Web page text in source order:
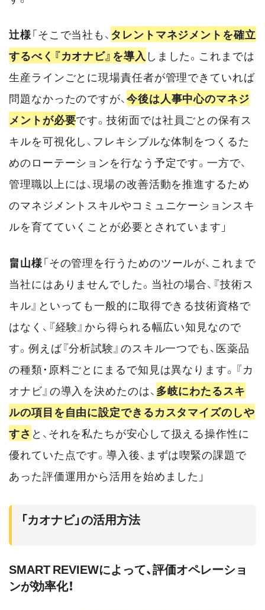
辻様「そこで当社も、 タレントマネジメントを確立
するべく『カオナビ』を導入 しました。これまでは
生産ラインごとに現場責任者が管理できていれば
問題なかったのですが、今後は人事中心のマネジ
メントが必要です。技術面では社員ごとの保有ス
キルを可視化し、フレキシブルな体制をつくるた
めのローテーションを行なう予定です。一方で、
管理職以上には、現場の改善活動を推進するため
のマネジメントスキルやコミュニケーションスキ
ルを育てていくことが必要とされています」
畠山様「その管理を行うためのツールが、これまで
当社にはありませんでした。当社の場合、『技術ス
キル』といっても一般的に取得できる技術資格で
はなく、『経験』から得られる幅広い知見なので
す。例えば『分析試験』のスキル一つでも、医薬品
の種類・原料ごとにまるで知見は異なります。『カ
オナビ』の導入を決めたのは、多岐にわたるスキ
ルの項目を自由に設定できるカスタマイズのしや
すさ と、それを私たちが安心して扱える操作性に
優れていた点です。導入後、まずは喫緊の課題で
あった評価運用から活用を始めました」
「カオナビ」の活用方法
SMART REVIEWによって、評価オペレーショ
ンが効率化！